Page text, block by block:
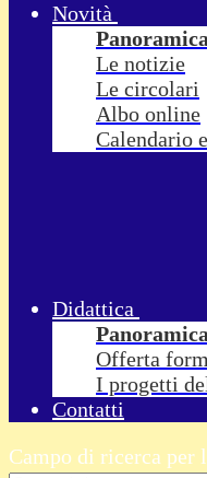
Novità
Panoramica
Le notizie
Le circolari
Albo online
Calendario
Didattica
Panoramica
Offerta
I progetti
Contatti
Campo di ricerca per